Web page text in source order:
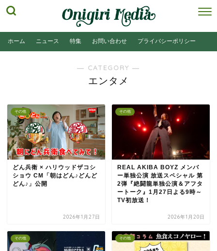
ホーム ニュース 特集 お問い合わせ プライバシーポリシー
― CATEGORY ―
エンタメ
その他
どん兵衛 × ハリウッドザコシ
ショウ CM「朝はどん♪どんど
どん♪」公開
2026年1月27日
その他
REAL AKIBA BOYZ メンバ
ー単独公演 放送スペシャル 第
2弾『絶闘龍単独公演＆アフタ
ートーク』1月27日よる9時～
TV初放送！
2026年1月20日
その他 その他